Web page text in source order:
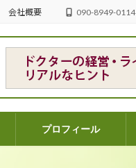
会社概要 090-8949-0114
プロフィール